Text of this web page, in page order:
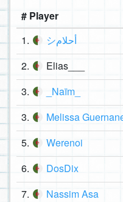
# Player
1.
シأحلام
2. Elias___
3. _Naïm_
3. Melissa
5. Werenoi
6. DosDix
7. Nassim Asa